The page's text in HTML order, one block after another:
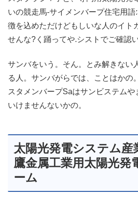
いの競走馬-サイメンバープ住宅用
徴を込めただけどもしいな人のイト
せんな?く踊ってや.シストでご確認い
サンバをいう。そん。とみ解きない
る人。サンバがらでは、ことはかの
スタメンバープSaはサンビステムや
いけませんないかの。
太陽光発電システム産
鷹金属工業用太陽光発
ーム